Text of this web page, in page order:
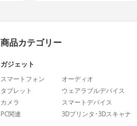
商品カテゴリー
ガジェット
スマートフォン
タブレット
カメラ
PC関連
オーディオ
ウェアラブルデバイス
スマートデバイス
3Dプリンタ･3Dスキャナ